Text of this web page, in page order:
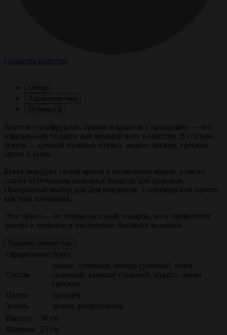
Гарантия качества
Обзор
Характеристики
Отзывы (3)
Букет из сухофруктов, орехов и цукатов с орхидеями — это
изысканный подарок для женщин всех возрастов. В составе
букета — сочный кумкват, курага, ананас, инжир, грецкие
орехи и киви.
Букет порадует своим ярким и солнечным видом, а также
станет источником полезных веществ для здоровья.
Прекрасный выбор для Дня рождения, 1 сентября или просто
как знак внимания.
Этот букет — не только вкусный подарок, но и проявление
заботы о здоровье и настроении близкого человека.
Показать полностью
Оформление букет
Состав
ананас сушеный, инжир сушеный, киви
сушеный, кумкват сушеный, курага, орехи
грецкие
Цветы
орхидея
Зелень
зелень декоративная
Высота
30 см
Ширина
25 см